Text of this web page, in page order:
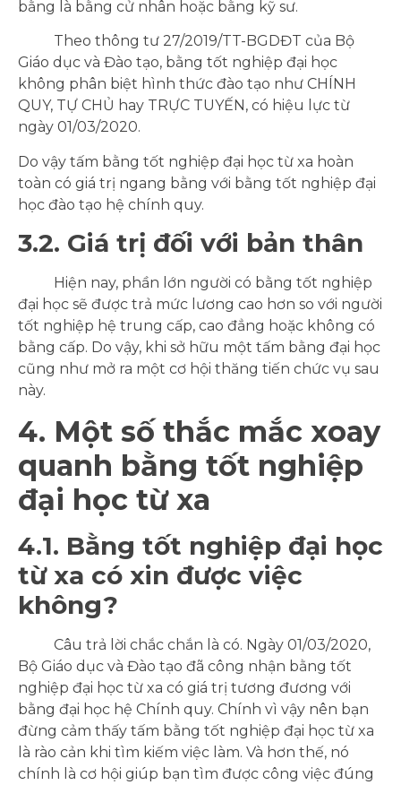
bằng là bằng cử nhân hoặc bằng kỹ sư.
Theo thông tư 27/2019/TT-BGDĐT của Bộ
Giáo dục và Đào tạo, bằng tốt nghiệp đại học
không phân biệt hình thức đào tạo như CHÍNH
QUY, TỰ CHỦ hay TRỰC TUYẾN, có hiệu lực từ
ngày 01/03/2020.
Do vậy tấm bằng tốt nghiệp đại học từ xa hoàn
toàn có giá trị ngang bằng với bằng tốt nghiệp đại
học đào tạo hệ chính quy.
3.2. Giá trị đối với bản thân
Hiện nay, phần lớn người có bằng tốt nghiệp
đại học sẽ được trả mức lương cao hơn so với người
tốt nghiệp hệ trung cấp, cao đẳng hoặc không có
bằng cấp. Do vậy, khi sở hữu một tấm bằng đại học
cũng như mở ra một cơ hội thăng tiến chức vụ sau
này.
4. Một số thắc mắc xoay
quanh bằng tốt nghiệp
đại học từ xa
4.1. Bằng tốt nghiệp đại học
từ xa có xin được việc
không?
Câu trả lời chắc chắn là có. Ngày 01/03/2020,
Bộ Giáo dục và Đào tạo đã công nhận bằng tốt
nghiệp đại học từ xa có giá trị tương đương với
bằng đại học hệ Chính quy. Chính vì vậy nên bạn
đừng cảm thấy tấm bằng tốt nghiệp đại học từ xa
là rào cản khi tìm kiếm việc làm. Và hơn thế, nó
chính là cơ hội giúp bạn tìm được công việc đúng